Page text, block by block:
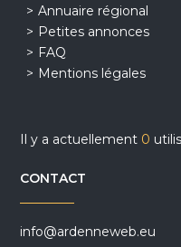
Annuaire régional
Petites annonces
FAQ
Mentions légales
Il y a actuellement 0
CONTACT
info@ardenneweb.eu